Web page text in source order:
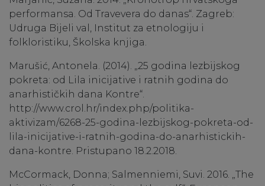
performansa. Od Travevera do danas“. Zagreb:
Udruga Bijeli val, Institut za etnologiju i
folkloristiku, Školska knjiga.
Marušić, Antonela. (2014). „25 godina lezbijskog
pokreta: od Lila inicijative i ratnih godina do
anarhističkih dana Kontre“.
http://www.crol.hr/index.php/politika-
aktivizam/6268-25-godina-lezbijskog-pokreta-od-
lila-inicijative-i-ratnih-godina-do-anarhistickih-
dana-kontre. Pristupano 18.2.2018.
McCormack, Donna; Salmenniemi, Suvi. 2016. „The